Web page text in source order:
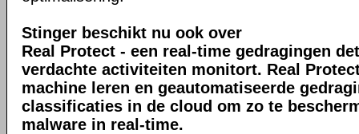
Stinger beschikt nu ook over
Real Protect - een real-time gedragingen
verdachte activiteiten monitort. Real
machine leren en geautomatiseerde
classificaties in de cloud om zo te
malware in real-time.